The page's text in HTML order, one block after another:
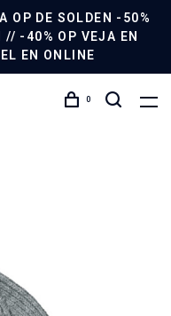
OP DE SOLDEN -50%
// -40% OP VEJA EN
EN ONLINE
0